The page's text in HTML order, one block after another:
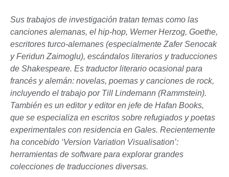
Sus trabajos de investigación tratan temas como las
canciones alemanas, el hip-hop, Werner Herzog, Goethe,
escritores turco-alemanes (especialmente Zafer Senocak
y Feridun Zaimoglu), escándalos literarios y traducciones
de Shakespeare. Es traductor literario ocasional para
francés y alemán: novelas, poemas y canciones de rock,
incluyendo el trabajo por Till Lindemann (Rammstein).
También es un editor y editor en jefe de Hafan Books,
que se especializa en escritos sobre refugiados y poetas
experimentales con residencia en Gales. Recientemente
ha concebido ‘Version Variation Visualisation’:
herramientas de software para explorar grandes
colecciones de traducciones diversas.